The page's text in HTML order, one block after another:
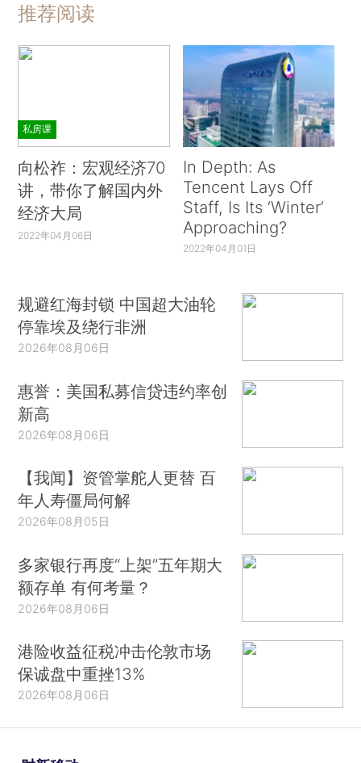
推荐阅读
私房课
向松祚：宏观经济70
讲，带你了解国内外
经济大局
2022年04月06日
In Depth: As
Tencent Lays Off
Staff, Is Its ‘Winter’
Approaching?
2022年04月01日
规避红海封锁 中国超大油轮
停靠埃及绕行非洲
2026年08月06日
惠誉：美国私募信贷违约率创
新高
2026年08月06日
【我闻】资管掌舵人更替 百
年人寿僵局何解
2026年08月05日
多家银行再度“上架”五年期大
额存单 有何考量？
2026年08月06日
港险收益征税冲击伦敦市场
保诚盘中重挫13%
2026年08月06日